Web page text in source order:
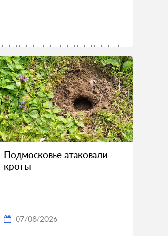
Подмосковье атаковали
кроты
07/08/2026